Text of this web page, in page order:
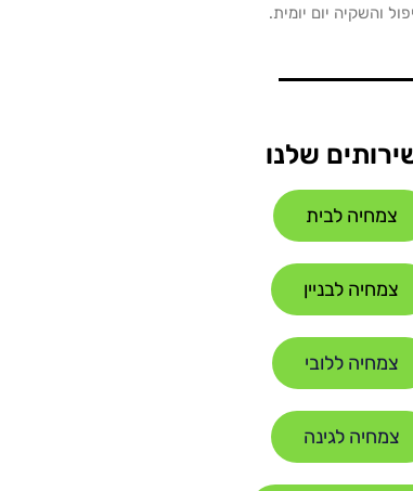
והשקיה יום יומית.
שלנו
צמחיה לבית
צמחיה לבניין
צמחיה ללובי
צמחיה לגינה